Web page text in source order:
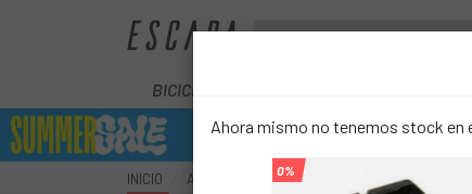
BICICLETAS
INICIO ACCESORIOS SEGURIDAD ILUMINACIÓN
Ahora mismo no tenemos stock
0%